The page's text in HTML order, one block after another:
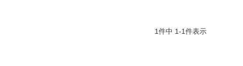
1件中 1-1件表示